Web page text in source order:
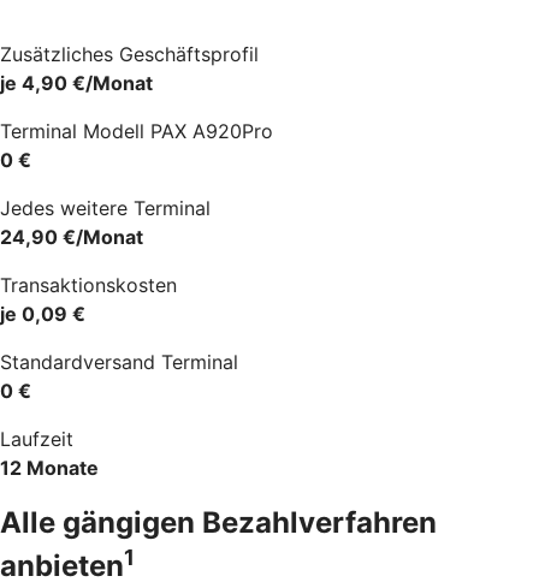
Zusätzliches Geschäftsprofil
je 4,90 €/Monat
Terminal Modell PAX A920Pro
0 €
Jedes weitere Terminal
24,90 €/Monat
Transaktionskosten
je 0,09 €
Standardversand Terminal
0 €
Laufzeit
12 Monate
Alle gängigen Bezahlverfahren
anbieten1